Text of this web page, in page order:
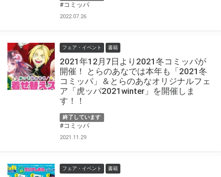
#コミッパ
2022.07.26
フェア・イベント 書籍
2021年12月7日より2021冬コミッパが
開催！ とらのあなでは本年も「2021冬
コミッパ」＆とらのあなオリジナルフェ
ア「虎ッパ2021winter」を開催しま
す！！
終了しています
#コミッパ
2021.11.29
フェア・イベント 書籍